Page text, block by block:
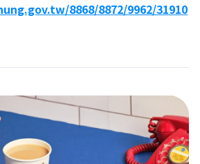
8868/8872/9962/31910